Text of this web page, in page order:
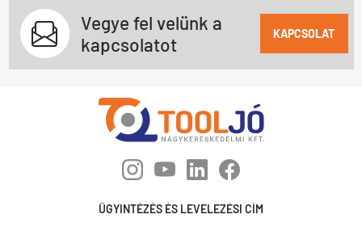
Vegye fel velünk a
kapcsolatot
KAPCSOLAT
ÜGYINTÉZÉS ÉS LEVELEZÉSI CÍM